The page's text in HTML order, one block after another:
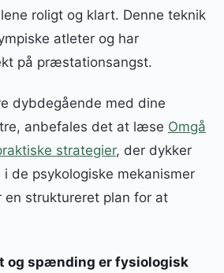
roligt og klart. Denne teknik
atleter og har
på præstationsangst.
dybdegående med dine
anbefales det at læse Omgå
strategier, der dykker
de psykologiske mekanismer
en struktureret plan for at
og spænding er fysiologisk